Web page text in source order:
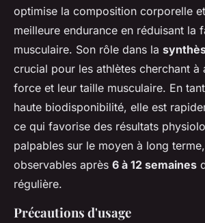
optimise la composition corporelle
meilleure endurance en réduisant la
musculaire. Son rôle dans la
crucial pour les athlètes cherchant à
force et leur taille musculaire. En
haute biodisponibilité, elle est
ce qui favorise des résultats
palpables sur le moyen à long
observables après 6 à 12 semaines
régulière.
Précautions d'usage